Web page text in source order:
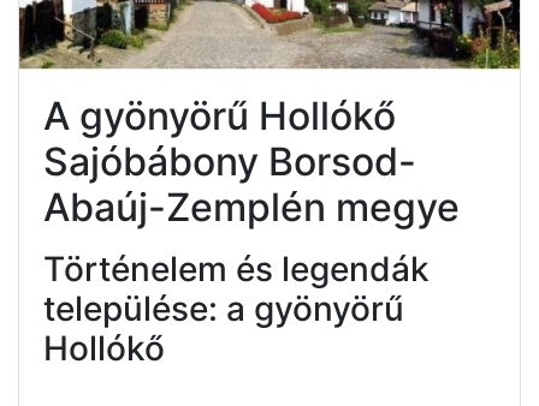
A gyönyörű Hollókő
Sajóbábony Borsod-
Abaúj-Zemplén megye
Történelem és legendák
települése: a gyönyörű
Hollókő